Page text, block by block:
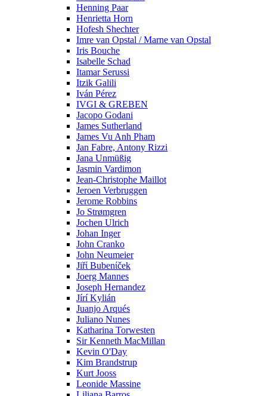
Henning Paar
Henrietta Horn
Hofesh Shechter
Imre van Opstal / Marne van Opstal
Iris Bouche
Isabelle Schad
Itamar Serussi
Itzik Galili
Iván Pérez
IVGI & GREBEN
Jacopo Godani
James Sutherland
James Vu Anh Pham
Jan Fabre, Antony Rizzi
Jana Unmüßig
Jasmin Vardimon
Jean-Christophe Maillot
Jeroen Verbruggen
Jerome Robbins
Jo Strømgren
Jochen Ulrich
Johan Inger
John Cranko
John Neumeier
Jiřί Bubenίček
Joerg Mannes
Joseph Hernandez
Jírí Kylián
Juanjo Arqués
Juliano Nunes
Katharina Torwesten
Sir Kenneth MacMillan
Kevin O'Day
Kim Brandstrup
Kurt Jooss
Leonide Massine